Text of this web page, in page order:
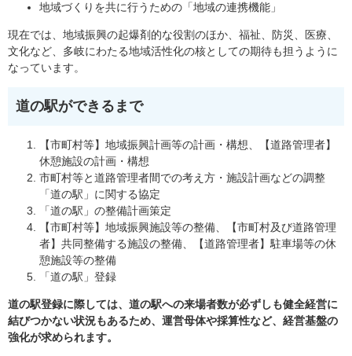
地域づくりを共に行うための「地域の連携機能」
現在では、地域振興の起爆剤的な役割のほか、福祉、防災、医療、
文化など、多岐にわたる地域活性化の核としての期待も担うように
なっています。
道の駅ができるまで
【市町村等】地域振興計画等の計画・構想、【道路管理者】
休憩施設の計画・構想
市町村等と道路管理者間での考え方・施設計画などの調整
「道の駅」に関する協定
「道の駅」の整備計画策定
【市町村等】地域振興施設等の整備、【市町村及び道路管理
者】共同整備する施設の整備、【道路管理者】駐車場等の休
憩施設等の整備
「道の駅」登録
道の駅登録に際しては、道の駅への来場者数が必ずしも健全経営に
結びつかない状況もあるため、運営母体や採算性など、経営基盤の
強化が求められます。